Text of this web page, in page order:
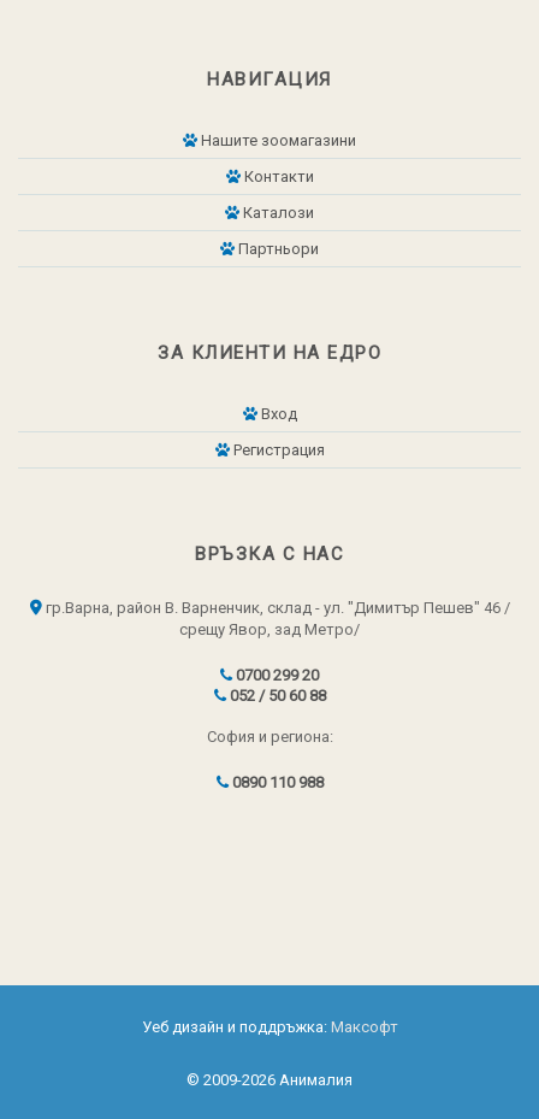
НАВИГАЦИЯ
Нашите зоомагазини
Контакти
Каталози
Партньори
ЗА КЛИЕНТИ НА ЕДРО
Вход
Регистрация
ВРЪЗКА С НАС
гр.Варна, район В. Варненчик, склад - ул. "Димитър Пешев" 46 /
срещу Явор, зад Метро/
0700 299 20
052 / 50 60 88
София и региона:
0890 110 988
Уеб дизайн и поддръжка: Максофт
© 2009-2026 Анималия